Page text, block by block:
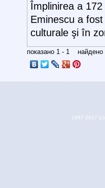
Împlinirea a
Eminescu a
culturale şi în
показано 1 - 1 найдено
1997-2017